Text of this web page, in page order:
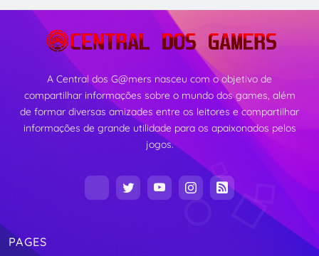
A Central dos G@mers nasceu com o objetivo de
compartilhar informações sobre o mundo dos games, além
de formar diversas amizades entre os leitores e compartilhar
informações de grande utilidade para os apaixonados pelos
jogos.
PAGES